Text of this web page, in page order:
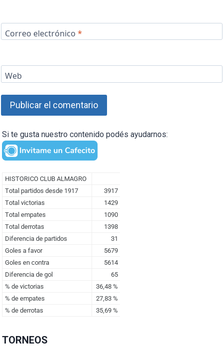
Correo electrónico *
Web
Si te gusta nuestro contenido podés ayudarnos:
TORNEOS